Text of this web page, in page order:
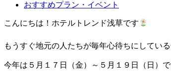
おすすめプラン・イベント
こんにちは！ホテルトレンド浅草です
もうすぐ地元の人たちが毎年心待ちにしてい
今年は５月１７日（金）～５月１９日（日）